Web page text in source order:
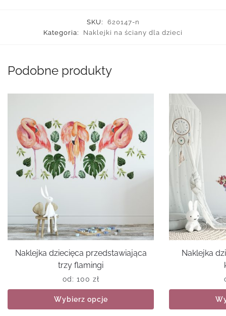
SKU:
620147-n
Kategoria:
Naklejki na ściany dla dzieci
Podobne produkty
Naklejka dziecięca przedstawiająca
trzy flamingi
od: 100 zł
Wybierz opcje
Naklejka